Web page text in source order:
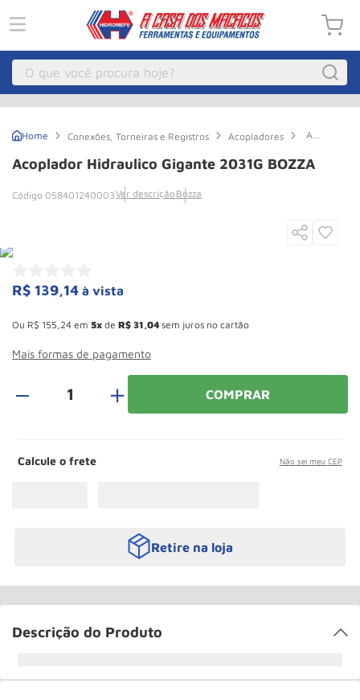
O que você procura hoje?
Conexões, Torneiras e Registros Acopladores
Acoplador
Gigante
2031G
Acoplador Hidraulico Gigante 2031G BOZZA
058401240003Ver descrição Bozza
R$ 139,14 à vista
Ou R$ 155 24 em 5 de R$ 31 04 sem juros no cartão
Mais formas de pagamento
＋ COMPRAR
Calcule o frete Não sei meu CEP
Retire na loja
Descrição do Produto
Guincho Eletrico
3 º Macaco Hidraulico
4º Macaco Jacare
7 Macaco